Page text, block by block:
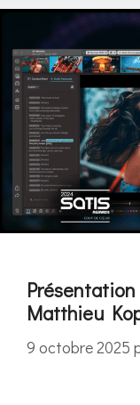
Présentation
Matthieu
9 octobre 2025